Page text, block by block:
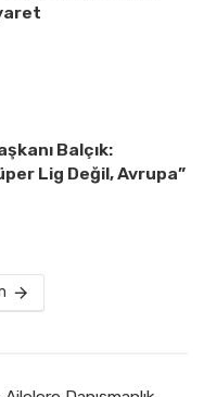
Balçık:
Lig Değil, Avrupa”